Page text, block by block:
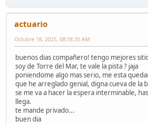
actuario
Octubre 18, 2025, 08:58:35 AM
buenos dias compañero! tengo mejores
soy de Torre del Mar, te vale la pista ? jaja
poniendome algo mas serio, me esta
que he arreglado genial, digna cueva de la
se me va a hacer la espera interminable,
llega.
te mande privado...
buen dia